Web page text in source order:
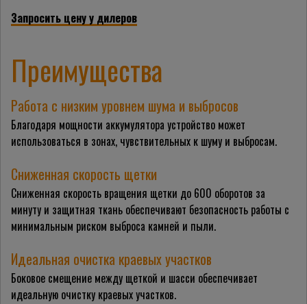
Запросить цену у дилеров
Преимущества
Работа с низким уровнем шума и выбросов
Благодаря мощности аккумулятора устройство может
использоваться в зонах, чувствительных к шуму и выбросам.
Сниженная скорость щетки
Сниженная скорость вращения щетки до 600 оборотов за
минуту и защитная ткань обеспечивают безопасность работы с
минимальным риском выброса камней и пыли.
Идеальная очистка краевых участков
Боковое смещение между щеткой и шасси обеспечивает
идеальную очистку краевых участков.